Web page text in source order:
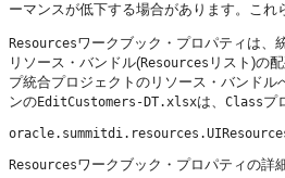
ーマンスが低下する場合があります。こ
Resourcesワークブック・プロパティは、
リソース・バンドル(Resources リスト)の
プ統合プロジェクトのリソース・バンドル
ンのEditCustomers-DT.xlsxは、 Classプ
Resourcesワークブック・プロパティの詳